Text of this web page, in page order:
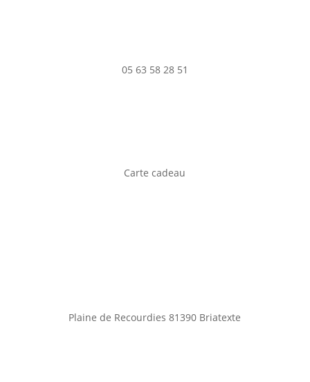
05 63 58 28 51
Carte cadeau
Plaine de Recourdies81390 Briatexte